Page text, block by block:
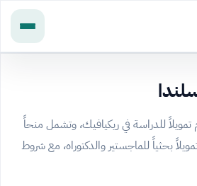
للدراسة في ريكيافيك، وتشمل منحاً
بحثياً للماجستير والدكتوراه، مع شروط